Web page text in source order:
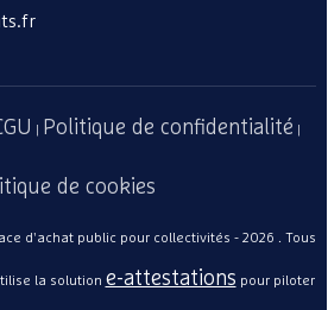
Politique de confidentialité
de cookies
d'achat public pour collectivités - 2026 . Tous
la solution e-attestations pour piloter